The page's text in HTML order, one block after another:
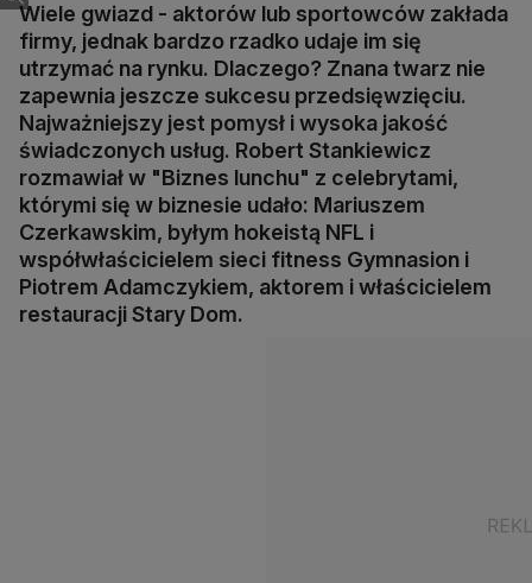
Wiele gwiazd - aktorów lub sportowców zakłada
firmy, jednak bardzo rzadko udaje im się
utrzymać na rynku. Dlaczego? Znana twarz nie
zapewnia jeszcze sukcesu przedsięwzięciu.
Najważniejszy jest pomysł i wysoka jakość
świadczonych usług. Robert Stankiewicz
rozmawiał w "Biznes lunchu" z celebrytami,
którymi się w biznesie udało: Mariuszem
Czerkawskim, byłym hokeistą NFL i
współwłaścicielem sieci fitness Gymnasion i
Piotrem Adamczykiem, aktorem i właścicielem
restauracji Stary Dom.